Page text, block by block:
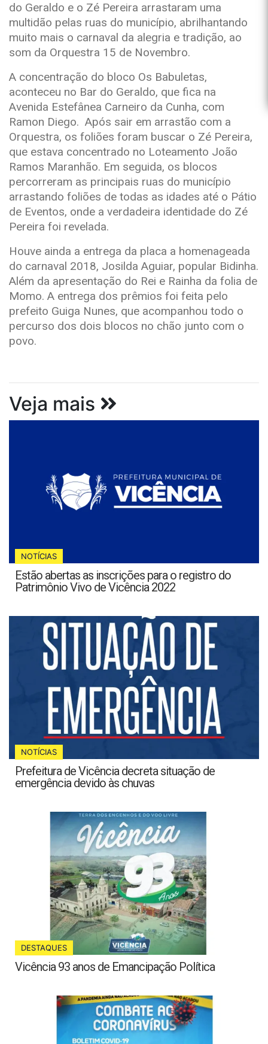
do Geraldo e o Zé Pereira arrastaram uma
multidão pelas ruas do município, abrilhantando
muito mais o carnaval da alegria e tradição, ao
som da Orquestra 15 de Novembro.
A concentração do bloco Os Babuletas,
aconteceu no Bar do Geraldo, que fica na
Avenida Estefânea Carneiro da Cunha, com
Ramon Diego. Após sair em arrastão com a
Orquestra, os foliões foram buscar o Zé Pereira,
que estava concentrado no Loteamento João
Ramos Maranhão. Em seguida, os blocos
percorreram as principais ruas do município
arrastando foliões de todas as idades até o Pátio
de Eventos, onde a verdadeira identidade do Zé
Pereira foi revelada.
Houve ainda a entrega da placa a homenageada
do carnaval 2018, Josilda Aguiar, popular Bidinha.
Além da apresentação do Rei e Rainha da folia de
Momo. A entrega dos prêmios foi feita pelo
prefeito Guiga Nunes, que acompanhou todo o
percurso dos dois blocos no chão junto com o
povo.
Veja mais
NOTÍCIAS
Estão abertas as inscrições para o registro do
Patrimônio Vivo de Vicência 2022
NOTÍCIAS
Prefeitura de Vicência decreta situação de
emergência devido às chuvas
DESTAQUES
Vicência 93 anos de Emancipação Política